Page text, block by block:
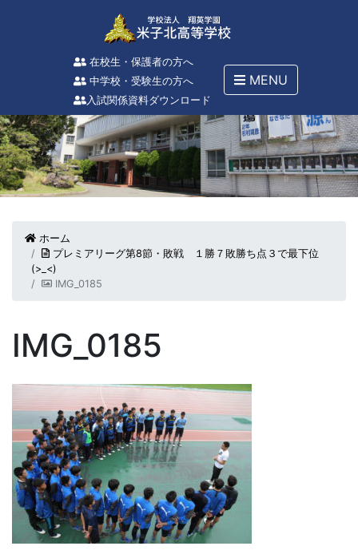
在校生・保護者の方へ
中学校・受験生の方へ
入試関係資料ダウンロード
MENU
ホーム
プレミアリーグ第8節・敗戦 １勝７敗勝ち点３で最下位
(>_<)
IMG_0185
IMG_0185